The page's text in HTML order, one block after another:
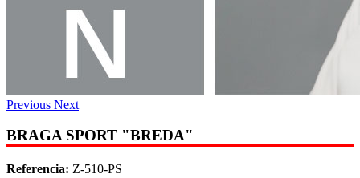
Previous Next
BRAGA SPORT "BREDA"
Referencia: Z-510-PS